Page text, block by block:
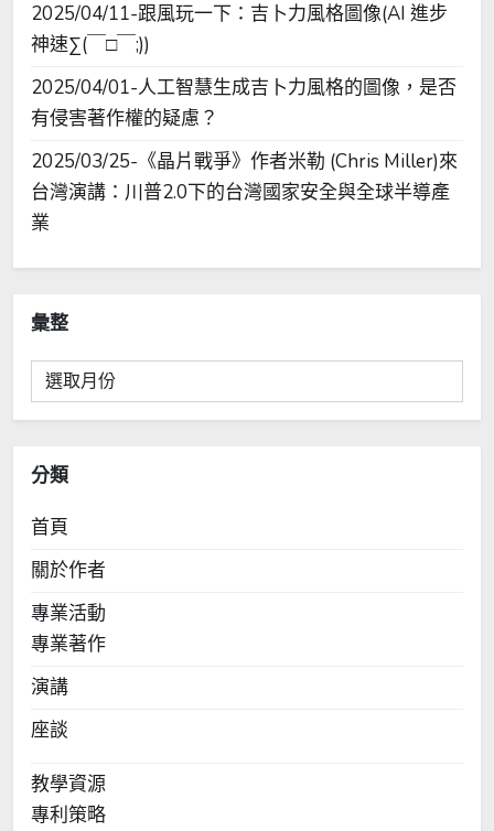
2025/04/11-跟風玩一下：吉卜力風格圖像(AI 進步
神速∑(￣□￣;))
2025/04/01-人工智慧生成吉卜力風格的圖像，是否
有侵害著作權的疑慮？
2025/03/25-《晶片戰爭》作者米勒 (Chris Miller)來
台灣演講：川普2.0下的台灣國家安全與全球半導產
業
彙整
彙
整
分類
首頁
關於作者
專業活動
專業著作
演講
座談
教學資源
專利策略